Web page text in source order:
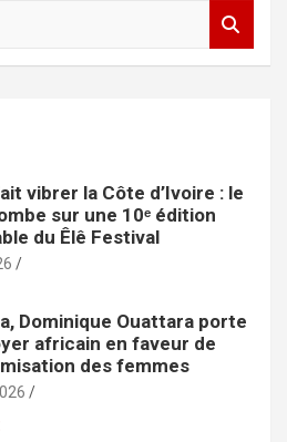
vibrer la Côte d’Ivoire : le
sur une 10ᵉ édition
du Êlê Festival
Dominique Ouattara porte
africain en faveur de
des femmes